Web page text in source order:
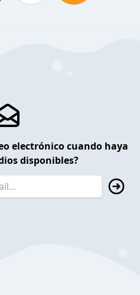
electrónico cuando haya
disponibles?